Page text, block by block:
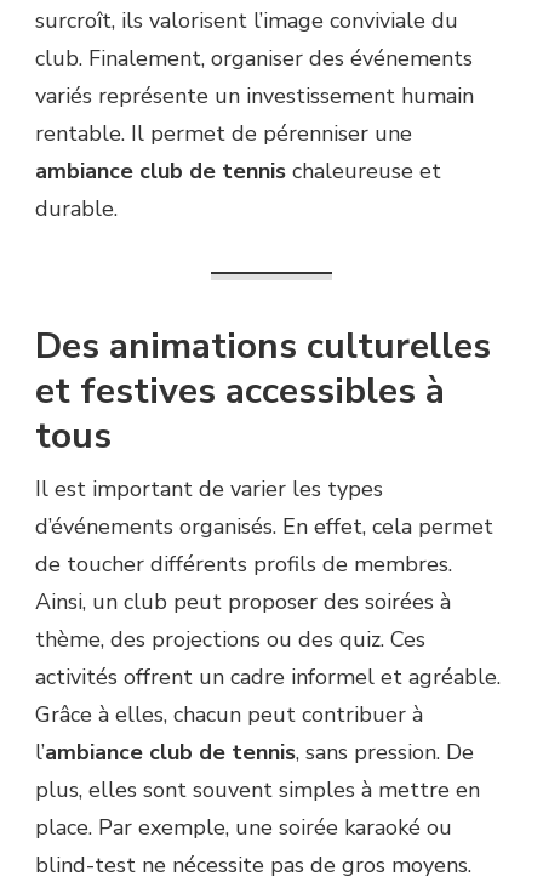
surcroît, ils valorisent l’image conviviale du
club. Finalement, organiser des événements
variés représente un investissement humain
rentable. Il permet de pérenniser une
ambiance club de tennis chaleureuse et
durable.
Des animations culturelles
et festives accessibles à
tous
Il est important de varier les types
d’événements organisés. En effet, cela permet
de toucher différents profils de membres.
Ainsi, un club peut proposer des soirées à
thème, des projections ou des quiz. Ces
activités offrent un cadre informel et agréable.
Grâce à elles, chacun peut contribuer à
l’ambiance club de tennis, sans pression. De
plus, elles sont souvent simples à mettre en
place. Par exemple, une soirée karaoké ou
blind-test ne nécessite pas de gros moyens.